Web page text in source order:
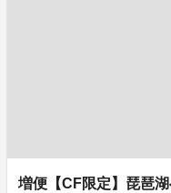
増便【CF限定】琵琶